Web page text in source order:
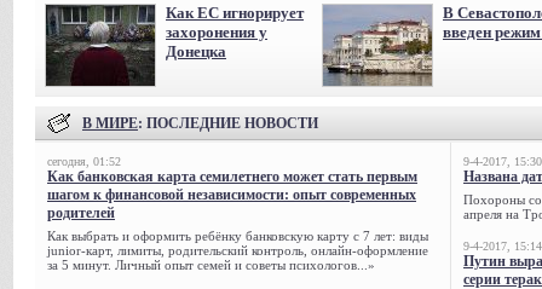
Как ЕС игнорирует
захоронения у
Донецка
В
введен
В МИРЕ: ПОСЛЕДНИЕ НОВОСТИ
сегодня, 01:52
Как банковская карта семилетнего может стать первым
шагом к финансовой независимости: опыт современных
родителей
Как выбрать и оформить ребёнку банковскую карту с 7 лет: виды
junior-карт, лимиты, родительский контроль, онлайн-оформление
за 5 минут. Личный опыт семей и советы психологов...»
9-4-2017, 15:30
Названа
Похороны
апреля на
9-4-2017, 15:14
Путин
серии